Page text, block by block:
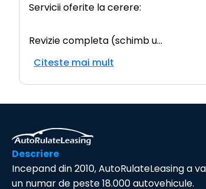
Servicii oferite la cerere:
Revizie completa (schimb u...
Citeste mai mult
Descriere
Incepand din 2010, AutoRulateLeasing a
un numar de peste 18.000 autovehicule.